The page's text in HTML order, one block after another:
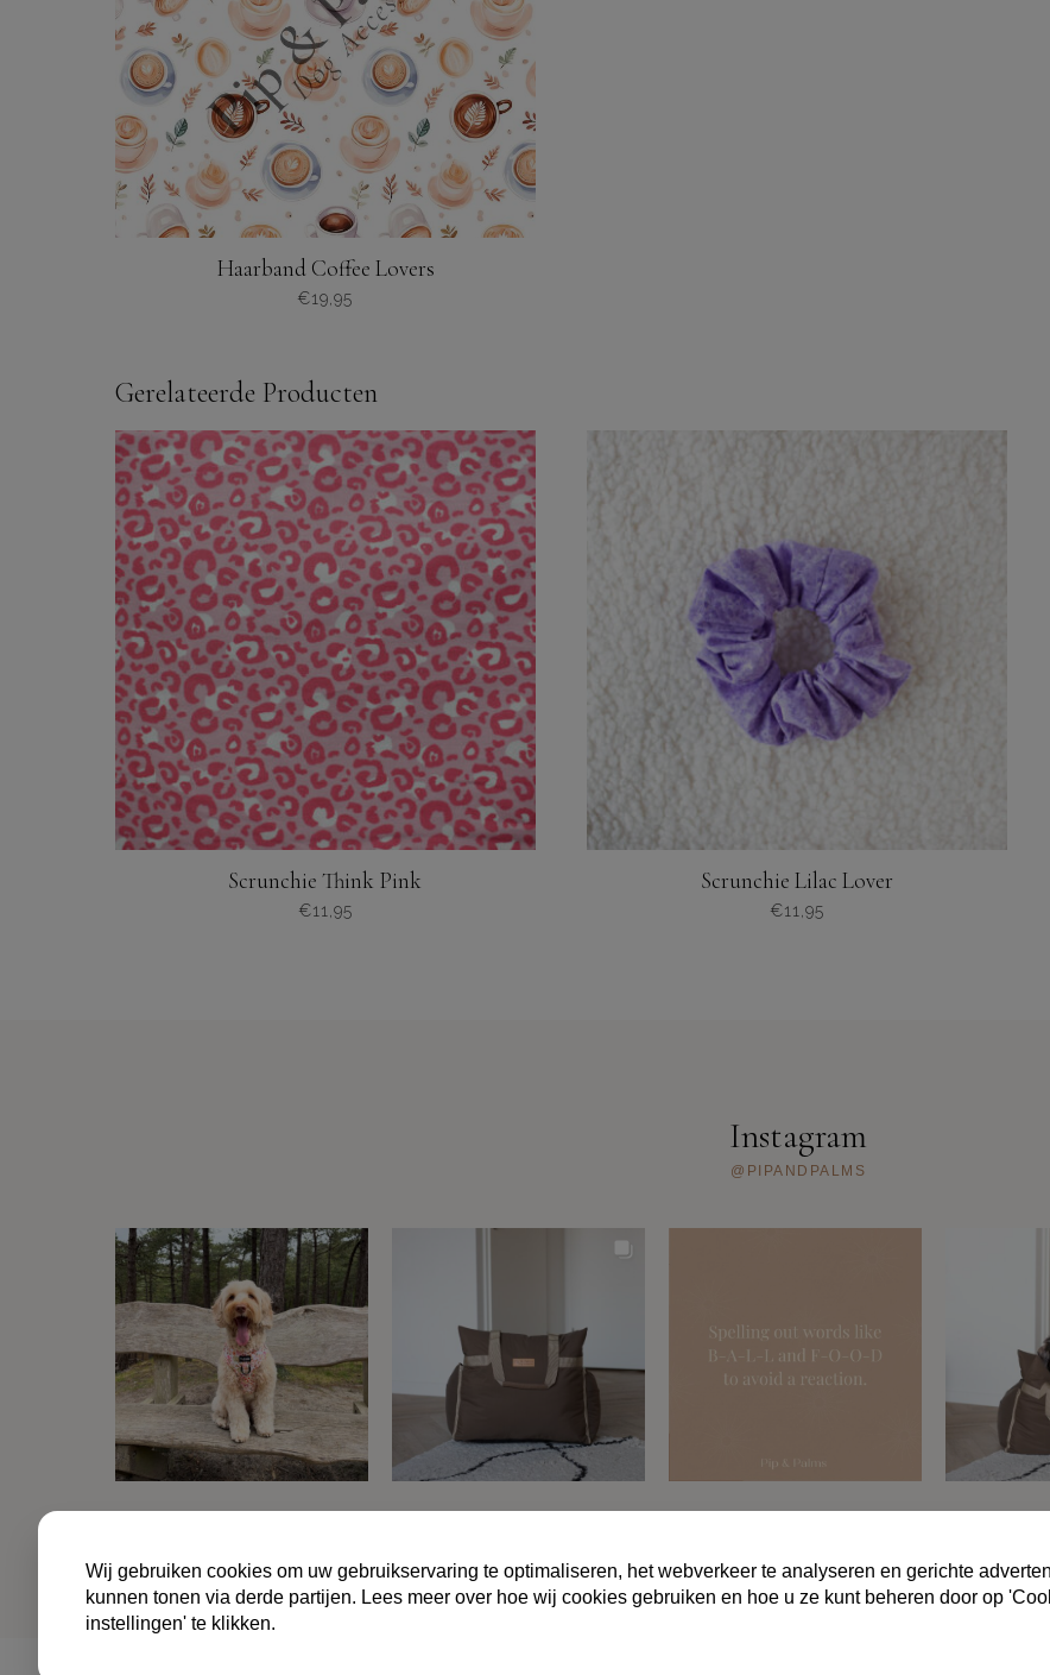
Haarband Coffee Lovers
€19,95
Gerelateerde Producten
Scrunchie Think Pink
€11,95
Scrunchie Lilac Lover
€11,95
Instagram
@PIPANDPALMS
Wij gebruiken cookies om uw gebruikservaring te optimaliseren, het webverkeer te analyseren en gerichte
kunnen tonen via derde partijen. Lees meer over hoe wij cookies gebruiken en hoe u ze kunt beheren door op
instellingen' te klikken.